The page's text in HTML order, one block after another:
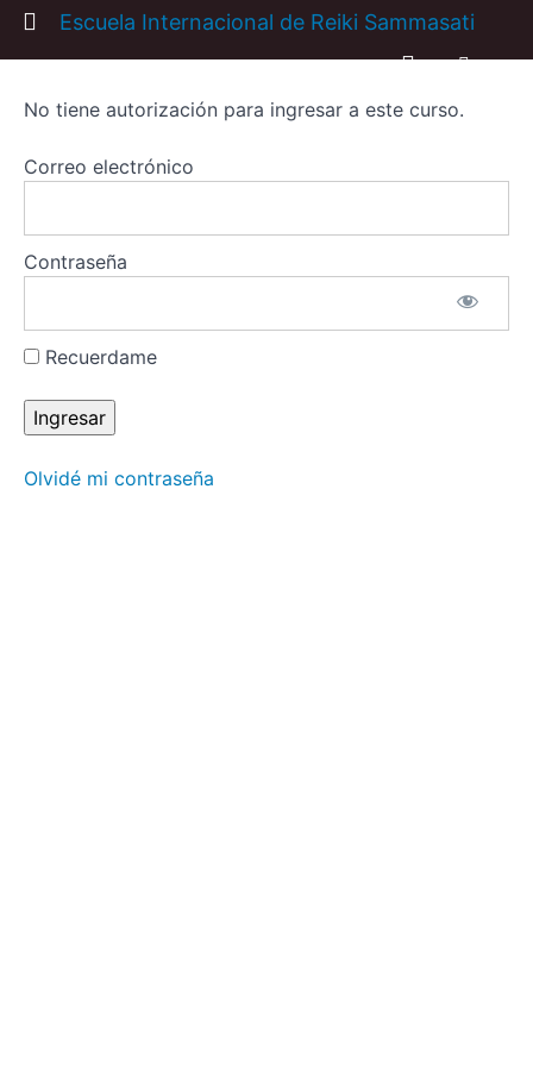
Return to all cursos
Escuela Internacional de Reiki Sammasati
IV
online
Reiki
No tiene autorización para ingresar a este curso.
Correo electrónico
Contraseña
Recuerdame
Olvidé mi contraseña